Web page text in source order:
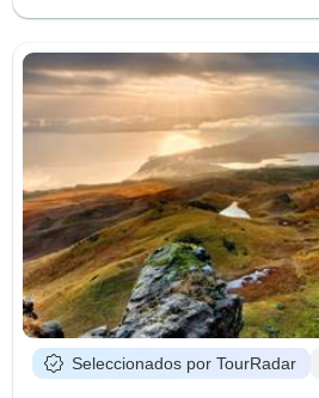
Seleccionados por TourRadar